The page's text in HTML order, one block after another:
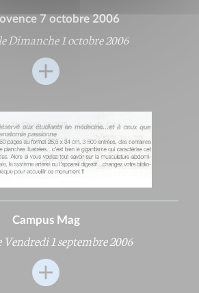
7 octobre 2006
Dimanche 1 octobre 2006
Campus Mag
Vendredi 1 septembre 2006